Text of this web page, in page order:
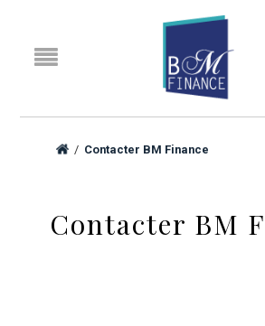
/ Contacter BM Finance
Contacter BM